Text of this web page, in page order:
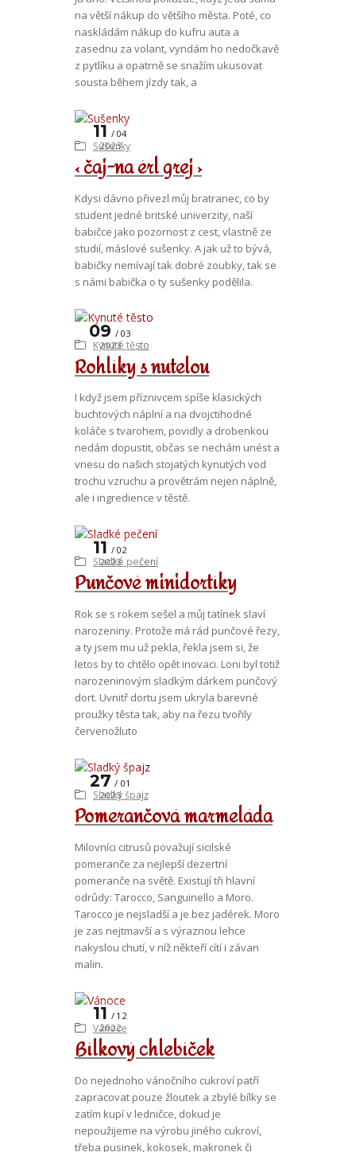
na větší nákup do většího města. Poté, co
naskládám nákup do kufru auta a
zasednu za volant, vyndám ho nedočkavě
z pytlíku a opatrně se snažím ukusovat
sousta během jízdy tak, a
‹ čaj-na érl grej ›
11
04
2023
Sušenky
Kdysi dávno přivezl můj bratranec, co by
student jedné britské univerzity, naší
babičce jako pozornost z cest, vlastně ze
studií, máslové sušenky. A jak už to bývá,
babičky nemívají tak dobré zoubky, tak se
s námi babička o ty sušenky podělila.
Rohlíky s nutelou
09
03
2023
Kynuté těsto
I když jsem příznivcem spíše klasických
buchtových náplní a na dvojctihodné
koláče s tvarohem, povidly a drobenkou
nedám dopustit, občas se nechám unést a
vnesu do našich stojatých kynutých vod
trochu vzruchu a provětrám nejen náplně,
ale i ingredience v těstě.
Punčové minidortíky
11
02
2023
Sladké pečení
Rok se s rokem sešel a můj tatínek slaví
narozeniny. Protože má rád punčové řezy,
a ty jsem mu už pekla, řekla jsem si, že
letos by to chtělo opět inovaci. Loni byl totiž
narozeninovým sladkým dárkem punčový
dort. Uvnitř dortu jsem ukryla barevné
proužky těsta tak, aby na řezu tvořily
červenožluto
Pomerančová marmeláda
27
01
2023
Sladký špajz
Milovníci citrusů považují sicilské
pomeranče za nejlepší dezertní
pomeranče na světě. Existují tři hlavní
odrůdy: Tarocco, Sanguinello a Moro.
Tarocco je nejsladší a je bez jadérek. Moro
je zas nejtmavší a s výraznou lehce
nakyslou chutí, v níž někteří cítí i závan
malin.
Bílkový chlebíček
11
12
2022
Vánoce
Do nejednoho vánočního cukroví patří
zapracovat pouze žloutek a zbylé bílky se
zatím kupí v ledničce, dokud je
nepoužijeme na výrobu jiného cukroví,
třeba pusinek, kokosek, makronek či